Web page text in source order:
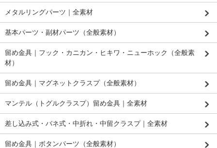
メタルリングパーツ｜全素材
基本パーツ・副材パーツ（全般素材）
留め金具｜フック・カニカン・ヒキワ・ニューホック（全般素
材）
留め金具｜マグネットクラスプ（全般素材）
マンテル（トグルクラスプ）留め金具｜全素材
差し込み式・バネ式・中折れ・中留クラスプ｜全素材
留め金具｜ボタンパーツ（全般素材）